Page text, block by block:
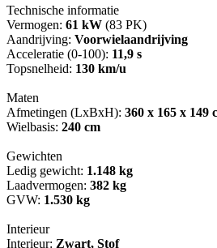
Technische informatie
Vermogen: 61 kW (83 PK)
Aandrijving: Voorwielaandrijving
Acceleratie (0-100): 11,9 s
Topsnelheid: 130 km/u
Maten
Afmetingen (LxBxH): 360 x 165 x 149
Wielbasis: 240 cm
Gewichten
Ledig gewicht: 1.148 kg
Laadvermogen: 382 kg
GVW: 1.530 kg
Interieur
Interieur: Zwart, Stof